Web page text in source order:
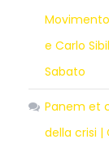
e Carlo
Sabato
Panem et
della crisi |